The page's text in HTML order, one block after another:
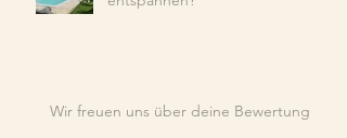
Wir freuen uns über deine Bewertung